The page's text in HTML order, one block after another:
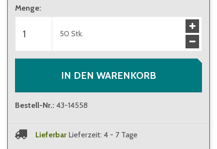
Menge:
50 Stk.
IN DEN WARENKORB
Bestell-Nr.: 43-14558
Lieferbar Lieferzeit: 4 - 7 Tage